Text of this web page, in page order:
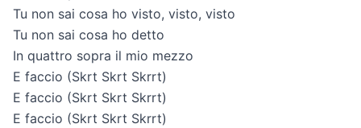
Tu non sai cosa ho visto, visto, visto
Tu non sai cosa ho detto
In quattro sopra il mio mezzo
E faccio (Skrt Skrt Skrrt)
E faccio (Skrt Skrt Skrrt)
E faccio (Skrt Skrt Skrrt)